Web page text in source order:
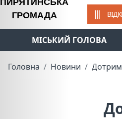
ГРОМАДА
МІСЬКИЙ ГОЛОВА
Головна Новини